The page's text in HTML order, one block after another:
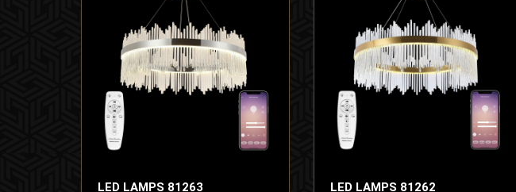
LED LAMPS 81263 LED LAMPS 81262